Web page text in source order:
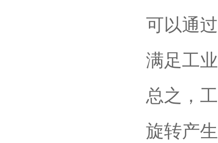
可以通
满足工
总之，
旋转产